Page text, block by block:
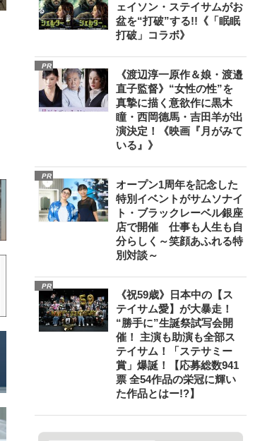
ェイソン・ステイサムがお
盆を“打破”する!!《「眠眠
打破」コラボ》
PR
《渡辺淳一原作＆娘・渡邉
直子監督》“女性の性”を
真摯に描く意欲作に黒木
瞳・西岡德馬・吉田羊が出
演決定！《映画『月がみて
いる』》
PR
オープン1周年を記念した
特別イベントがサムソナイ
ト・ブラックレーベル銀座
店で開催 仕事も人生も自
分らしく～笑顔あふれる特
別対談～
PR
《祝59歳》日本中の【ス
テイサム愛】が大暴走！
“勝手に”生誕祭試写会開
催！ 主演も助演も全部ス
テイサム！「ステサミー
賞」爆誕！【応募総数941
票 全54作品の栄冠に輝い
た作品とはー!?】